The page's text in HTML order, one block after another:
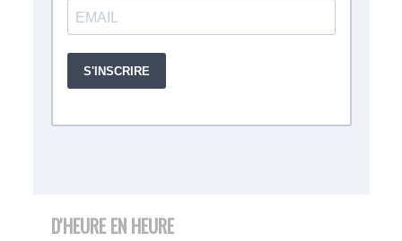
D'HEURE EN HEURE